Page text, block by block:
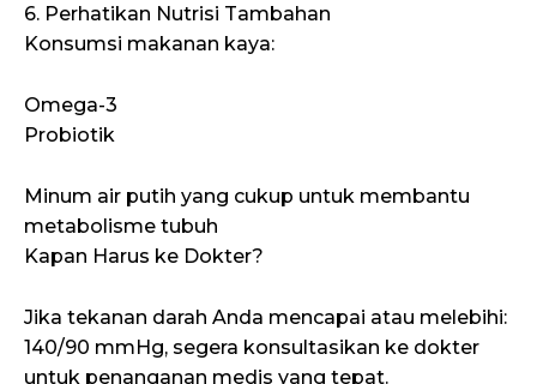
6. Perhatikan Nutrisi Tambahan
Konsumsi makanan kaya:
Omega-3
Probiotik
Minum air putih yang cukup untuk membantu
metabolisme tubuh
Kapan Harus ke Dokter?
Jika tekanan darah Anda mencapai atau melebihi:
140/90 mmHg, segera konsultasikan ke dokter
untuk penanganan medis yang tepat.